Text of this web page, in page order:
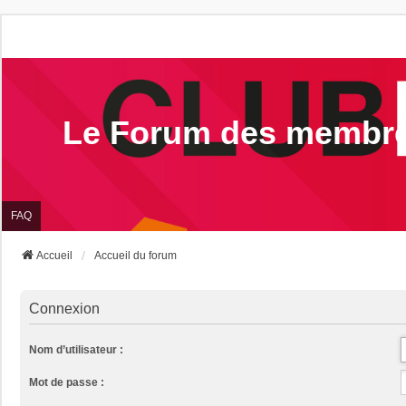
Le Forum des
FAQ
Accueil Accueil du forum
Connexion
Nom d’utilisateur :
Mot de passe :